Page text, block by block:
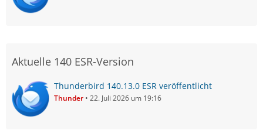
Aktuelle 140 ESR-Version
Thunderbird 140.13.0 ESR veröffentlicht
Thunder 22. Juli 2026 um 19:16